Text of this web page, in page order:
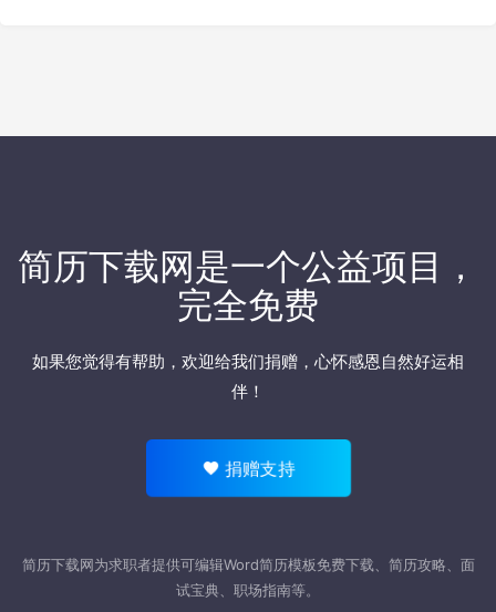
简历下载网是一个公益项目，
完全免费
如果您觉得有帮助，欢迎给我们捐赠 ，心怀感恩自然好运相
伴！
捐赠支持
简历下载网为求职者提供可编辑Word简历模板免费下载、简历攻略、面
试宝典、职场指南等。